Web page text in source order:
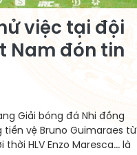
việc tại đội
Nam đón tin
Giải bóng đá Nhi đồng
vệ Bruno Guimaraes từ
HLV Enzo Maresca... là